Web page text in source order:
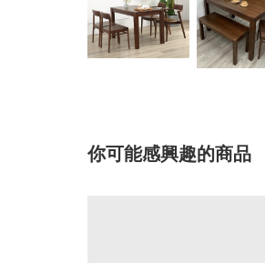
你可能感興趣的商品